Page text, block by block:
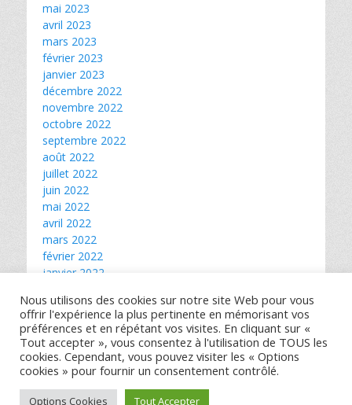
mai 2023
avril 2023
mars 2023
février 2023
janvier 2023
décembre 2022
novembre 2022
octobre 2022
septembre 2022
août 2022
juillet 2022
juin 2022
mai 2022
avril 2022
mars 2022
février 2022
janvier 2022
novembre 2021
octobre 2021
septembre 2021
août 2021
Nous utilisons des cookies sur notre site Web pour vous
offrir l'expérience la plus pertinente en mémorisant vos
préférences et en répétant vos visites. En cliquant sur «
Tout accepter », vous consentez à l'utilisation de TOUS les
cookies. Cependant, vous pouvez visiter les « Options
cookies » pour fournir un consentement contrôlé.
Options Cookies Tout Accepter